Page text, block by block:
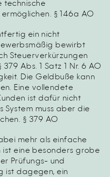
technische
§ 146a AO
ein nicht
bewirbt
Steuerverkürzungen
Abs. 1 Satz 1 Nr. 6 AO
Die Geldbuße kann
Eine vollendete
ist dafür nicht
System muss aber die
§ 379 AO
mehr als einfache
ist eine besonders grobe
Prüfungs- und
ist dagegen, ein